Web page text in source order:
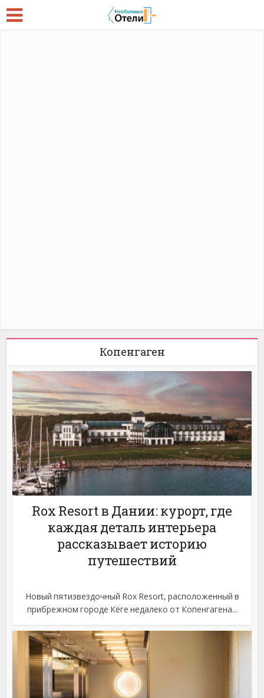
Копенгаген
Rox Resort в Дании: курорт, где
каждая деталь интерьера
рассказывает историю
путешествий
Новый пятизвездочный Rox Resort, расположенный в
прибрежном городе Кёге недалеко от Копенгагена...